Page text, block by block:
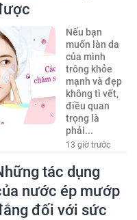
Nếu bạn
muốn làn da
của mình
trông khỏe
mạnh và đẹp
không tì vết,
điều quan
trọng là
phải...
13 giờ trước
tác dụng
nước ép mướp
đối với sức